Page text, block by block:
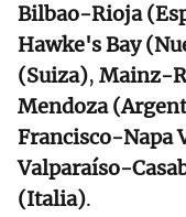
Bilbao-Rioja
Hawke's Bay
(Suiza), Mainz-
Mendoza
Francisco-Napa
Valparaíso-
(Italia).